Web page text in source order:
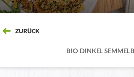
ZURÜCK
BIO DINKEL